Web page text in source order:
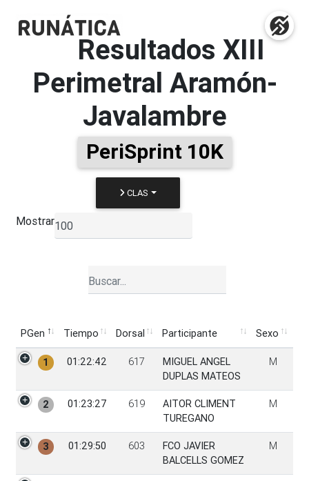
Resultados XIII
Perimetral Aramón-
Javalambre
PeriSprint 10K
CLAS
Mostrar
PGen Tiempo Dorsal Participante
Sexo
PGen
Tiempo Dorsal Participante Sexo
1 01:22:42 617
MIGUEL ANGEL
DUPLAS MATEOS
M
2 01:23:27 619
AITOR CLIMENT
TUREGANO
M
3 01:29:50 603
FCO JAVIER
BALCELLS GOMEZ
M